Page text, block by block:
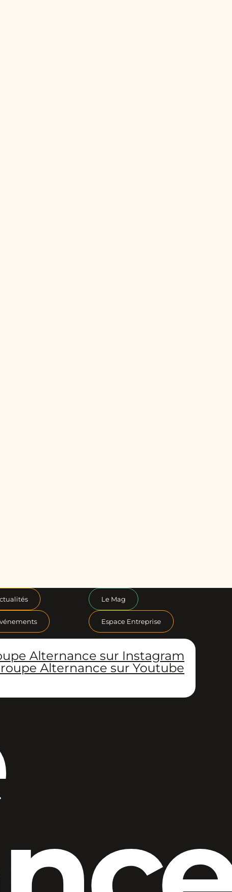
Le Mag
Espace Entreprise
Alternance sur Instagram
Alternance sur Youtube